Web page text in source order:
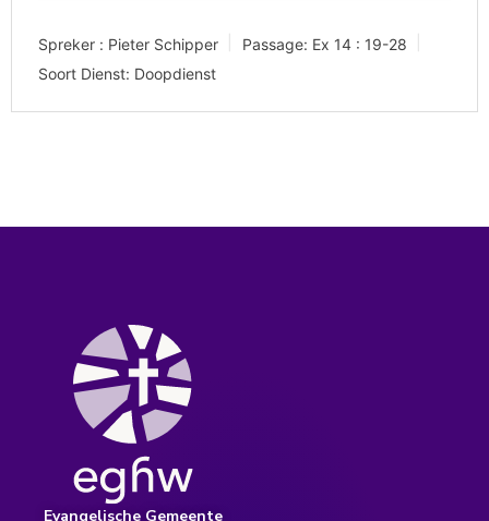
Spreker : Pieter Schipper Passage: Ex 14 : 19-28
Soort Dienst: Doopdienst
Evangelische Gemeente